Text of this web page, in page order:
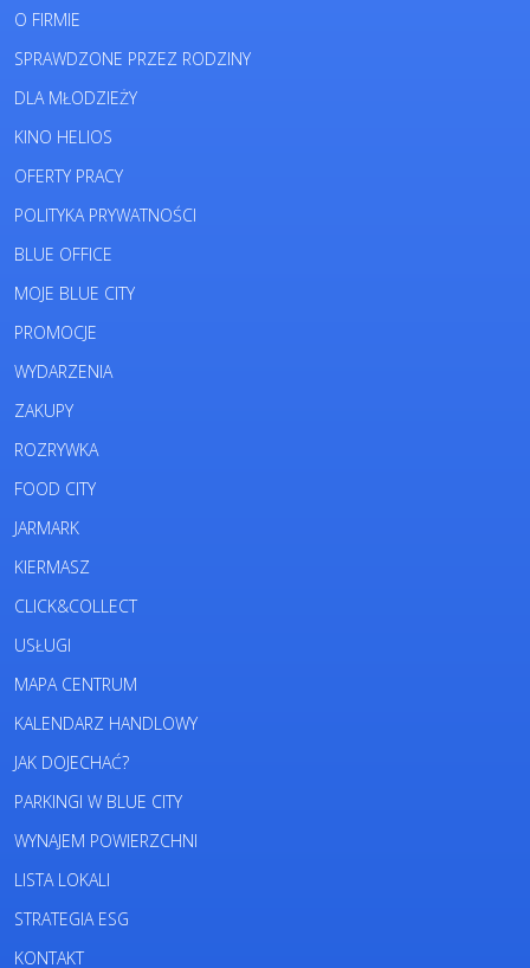
O FIRMIE
SPRAWDZONE PRZEZ RODZINY
DLA MŁODZIEŻY
KINO HELIOS
OFERTY PRACY
POLITYKA PRYWATNOŚCI
BLUE OFFICE
MOJE BLUE CITY
PROMOCJE
WYDARZENIA
ZAKUPY
ROZRYWKA
FOOD CITY
JARMARK
KIERMASZ
CLICK&COLLECT
USŁUGI
MAPA CENTRUM
KALENDARZ HANDLOWY
JAK DOJECHAĆ?
PARKINGI W BLUE CITY
WYNAJEM POWIERZCHNI
LISTA LOKALI
STRATEGIA ESG
KONTAKT